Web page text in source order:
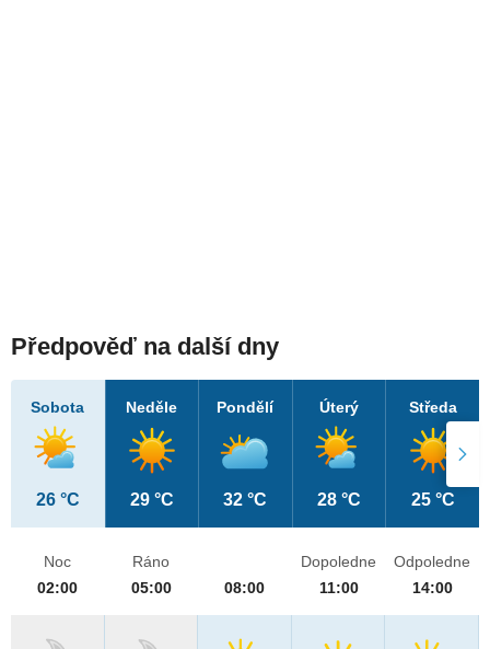
Předpověď na další dny
Sobota
26 °C
Neděle
29 °C
Pondělí
32 °C
Úterý
28 °C
Středa
25 °C
Noc
02:00
Ráno
05:00
08:00
Dopoledne
11:00
Odpoledne
14:00